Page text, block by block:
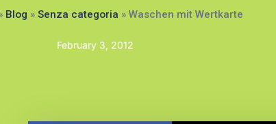
Blog » Senza categoria » Waschen mit Wertkarte
February 3, 2012